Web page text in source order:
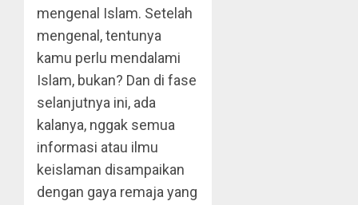
mengenal Islam. Setelah
mengenal, tentunya
kamu perlu mendalami
Islam, bukan? Dan di fase
selanjutnya ini, ada
kalanya, nggak semua
informasi atau ilmu
keislaman disampaikan
dengan gaya remaja yang